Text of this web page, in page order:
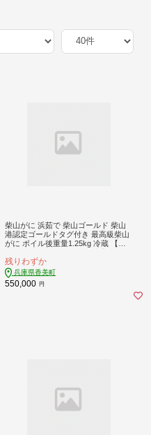
柴山がに 浜茹で 柴山ゴールド 柴山
港認定ゴールドタグ付き 最高級柴山
がに ボイル後重量1.25kg 冷蔵 【令
かにすき ボイル カニ かに 蟹 新鮮 お
すすめ 返礼品 兵庫県 香美町 香住 カ
ネニ 06-03
残りわずか
兵庫県香美町
550,000 円